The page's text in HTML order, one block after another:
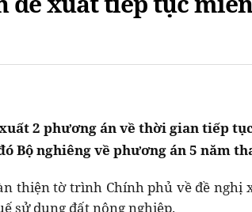
2 phương án về thời gian tiếp
Bộ nghiêng về phương án 5 năm
thiện tờ trình Chính phủ về đề nghị
sử dụng đất nông nghiệp.